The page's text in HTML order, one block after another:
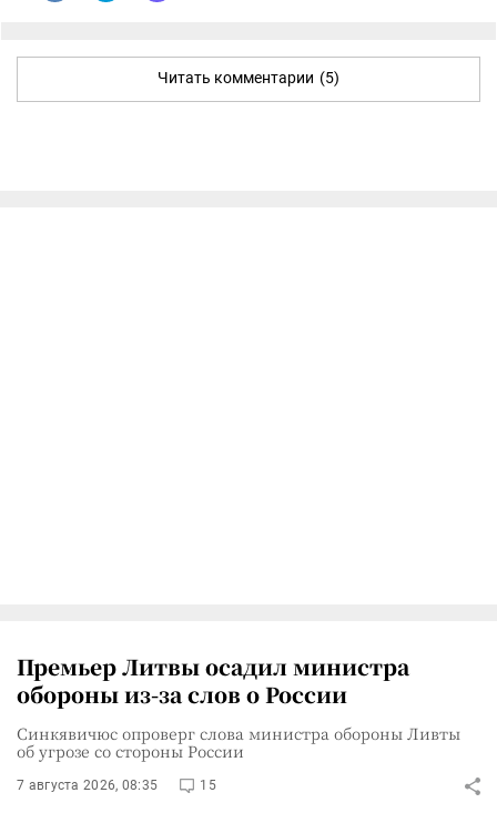
Читать комментарии (5)
Премьер Литвы осадил министра
обороны из-за слов о России
Синкявичюс опроверг слова министра обороны Ливты
об угрозе со стороны России
7 августа 2026, 08:35 15